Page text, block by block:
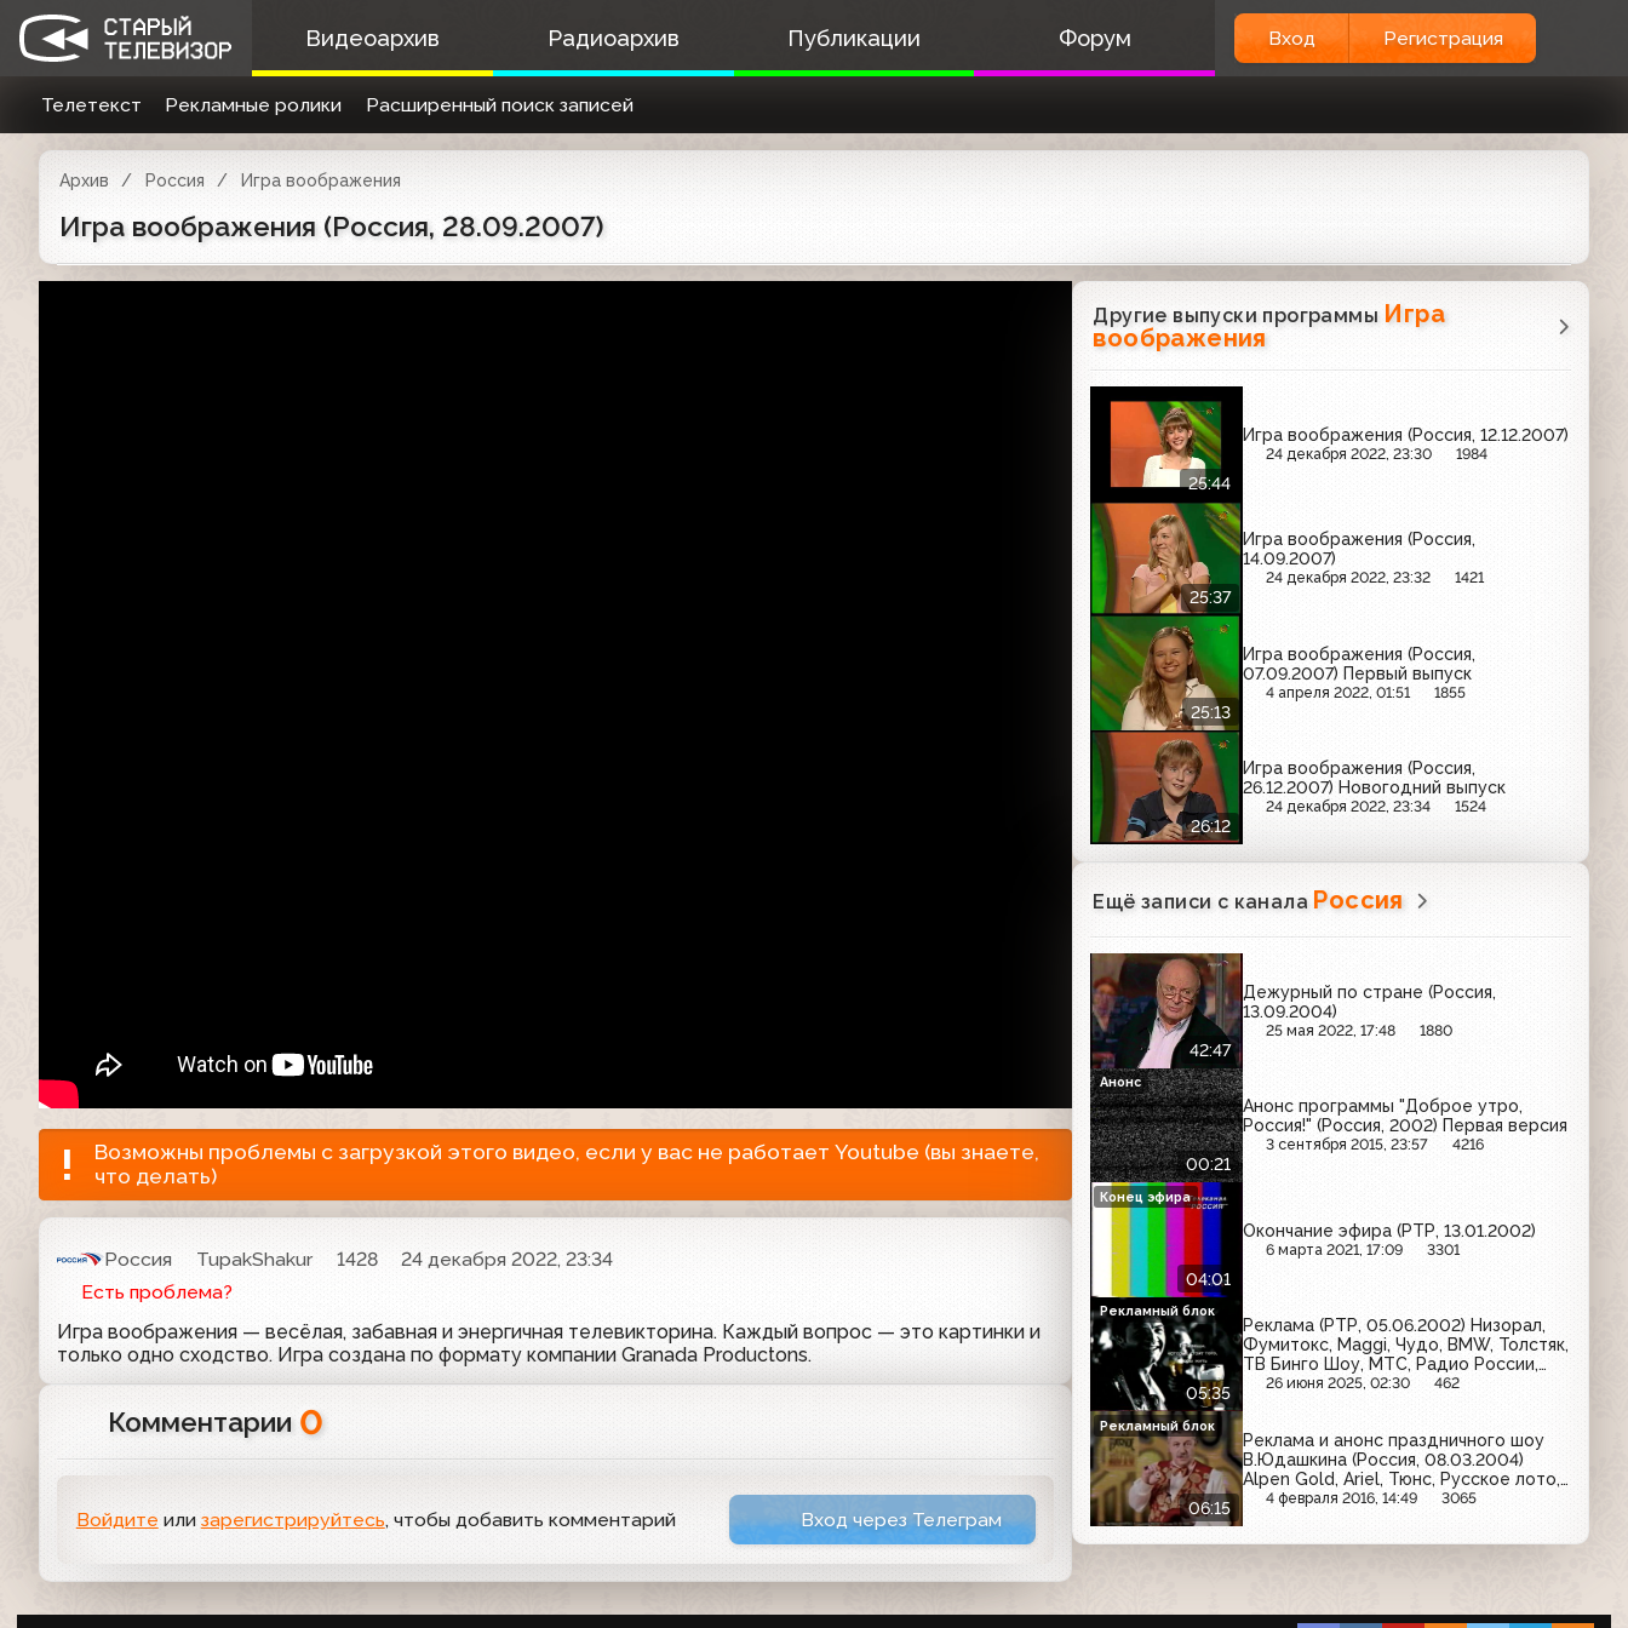
Видеоархив Радиоархив Публикации Форум Вход Регистрация
Телетекст Рекламные ролики Расширенный поиск записей
Архив Россия Игра воображения
Игра воображения (Россия, 28.09.2007)
Возможны проблемы с загрузкой этого видео, если у вас не работает Youtube (вы знаете,
что делать)
Россия TupakShakur 1428
24 декабря 2022, 23:34
Есть проблема?
Игра воображения — весёлая, забавная и энергичная телевикторина. Каждый вопрос — это картинки и
только одно сходство. Игра создана по формату компании Granada Productons.
Комментарии 0
Войдите или зарегистрируйтесь, чтобы добавить комментарий Вход через Телеграм
Другие выпуски программы Игра
воображения
25:44
Игра воображения (Россия, 12.12.2007)
24 декабря 2022, 23:30 1984
25:37
Игра воображения (Россия,
14.09.2007)
24 декабря 2022, 23:32 1421
25:13
Игра воображения (Россия,
07.09.2007) Первый выпуск
4 апреля 2022, 01:51 1855
26:12
Игра воображения (Россия,
26.12.2007) Новогодний выпуск
24 декабря 2022, 23:34 1524
Ещё записи с канала Россия
42:47
Дежурный по стране (Россия,
13.09.2004)
25 мая 2022, 17:48 1880
00:21
Анонс программы "Доброе утро,
Россия!" (Россия, 2002) Первая версия
3 сентября 2015, 23:57 4216
Анонс
04:01
Окончание эфира (РТР, 13.01.2002)
6 марта 2021, 17:09 3301
Конец эфира
05:35
Реклама (РТР, 05.06.2002) Низорал,
Фумитокс, Maggi, Чудо, BMW, Толстяк,
ТВ Бинго Шоу, МТС, Радио России,
Телфаст, Формула кино, O.b.,
Экстрем, Золотая бочка, Активиа
26 июня 2025, 02:30 462
Рекламный блок
06:15
Реклама и анонс праздничного шоу
В.Юдашкина (Россия, 08.03.2004)
Alpen Gold, Ariel, Тюнс, Русское лото,
Растишка, Losk, Bounty, Золотой ключ
4 февраля 2016, 14:49 3065
Рекламный блок